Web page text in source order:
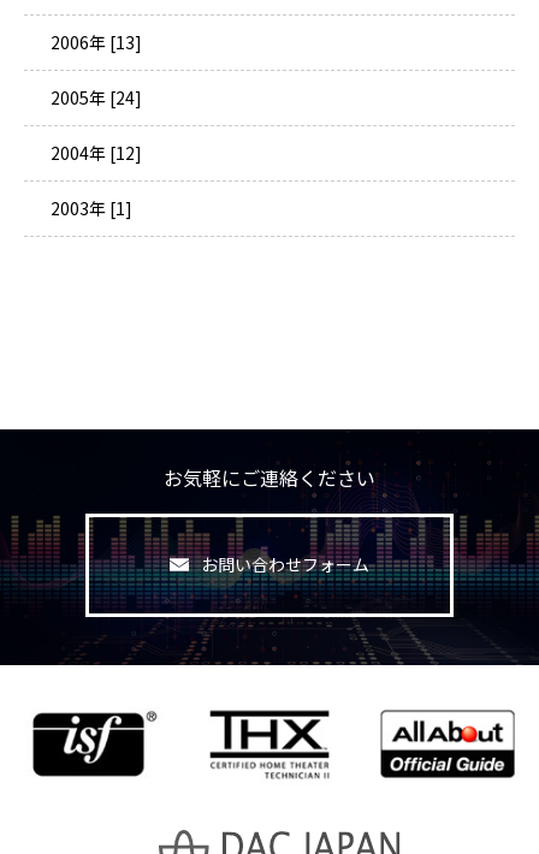
2006年 [13]
2005年 [24]
2004年 [12]
2003年 [1]
お気軽にご連絡ください
お問い合わせフォーム